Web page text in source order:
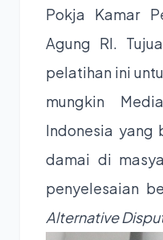
Pokja Kamar
Agung RI.
pelatihan ini
mungkin
Indonesia yang
damai di
penyelesaian
Alternative